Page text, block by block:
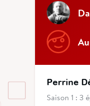
Perrine
Saison 1 : 3